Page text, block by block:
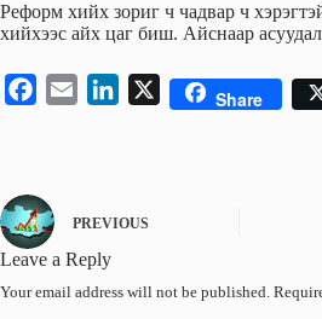
Реформ хийх зориг ч чадвар ч
хийхээс айх цаг биш. Айснаар
b
o
l
e
X Share
PREVIOUS
Leave a Reply
Your email address will not be published.